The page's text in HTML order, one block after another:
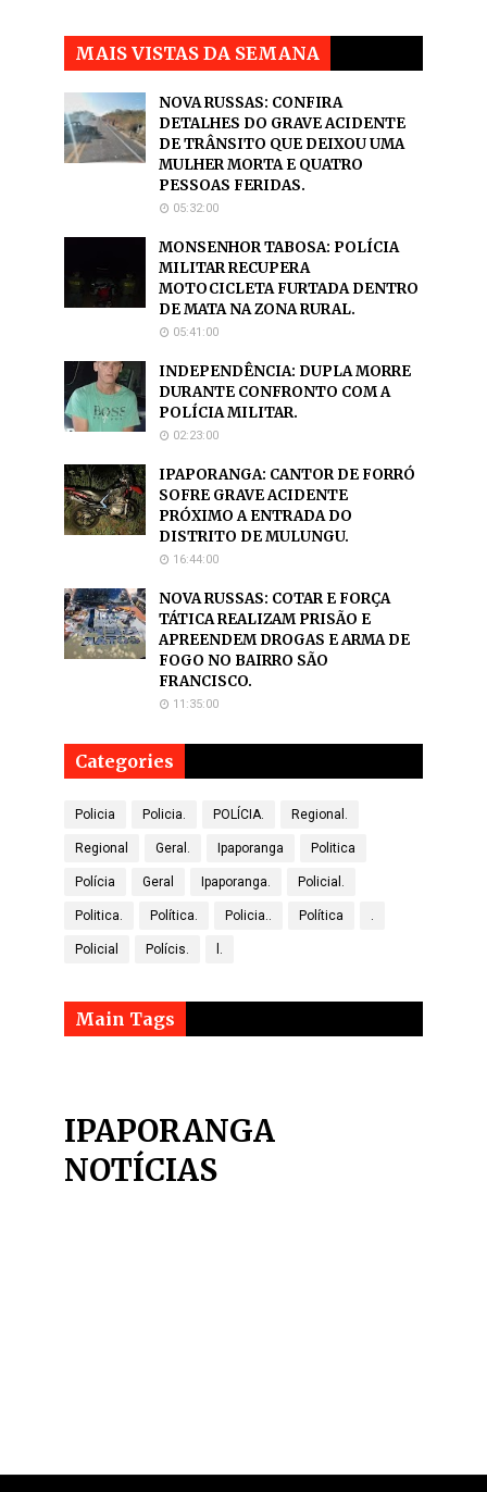
MAIS VISTAS DA SEMANA
NOVA RUSSAS: CONFIRA
DETALHES DO GRAVE ACIDENTE
DE TRÂNSITO QUE DEIXOU UMA
MULHER MORTA E QUATRO
PESSOAS FERIDAS.
05:32:00
MONSENHOR TABOSA: POLÍCIA
MILITAR RECUPERA
MOTOCICLETA FURTADA DENTRO
DE MATA NA ZONA RURAL.
05:41:00
INDEPENDÊNCIA: DUPLA MORRE
DURANTE CONFRONTO COM A
POLÍCIA MILITAR.
02:23:00
IPAPORANGA: CANTOR DE FORRÓ
SOFRE GRAVE ACIDENTE
PRÓXIMO A ENTRADA DO
DISTRITO DE MULUNGU.
16:44:00
NOVA RUSSAS: COTAR E FORÇA
TÁTICA REALIZAM PRISÃO E
APREENDEM DROGAS E ARMA DE
FOGO NO BAIRRO SÃO
FRANCISCO.
11:35:00
Categories
Policia Policia. POLÍCIA. Regional.
Regional Geral. Ipaporanga Politica
Polícia Geral Ipaporanga. Policial.
Politica. Política. Policia.. Política .
Policial Polícis. l.
Main Tags
IPAPORANGA
NOTÍCIAS